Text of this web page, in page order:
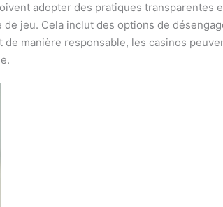
adopter des pratiques transparentes
jeu. Cela inclut des options de
manière responsable, les casinos